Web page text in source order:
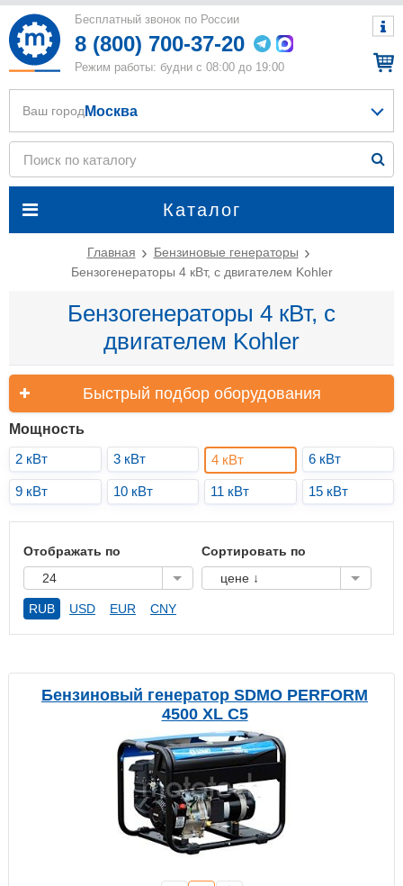
Бесплатный звонок по России
8 (800) 700-37-20
Режим работы: будни с 08:00 до 19:00
Каталог
Ваш город Москва
Главная
Бензиновые генераторы
Бензогенераторы 4 кВт, с двигателем Kohler
Бензогенераторы 4 кВт, с
двигателем Kohler
Быстрый подбор оборудования
Мощность
2 кВт
3 кВт 4 кВт 6 кВт
9 кВт 10 кВт 11 кВт 15 кВт
Отображать по
24
Сортировать по
цене ↓
RUB USD EUR CNY
Бензиновый генератор SDMO PERFORM
4500 XL C5